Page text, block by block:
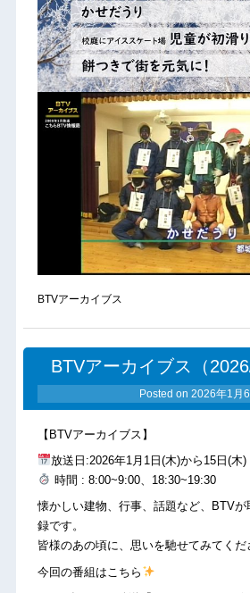
BTVアーカイブス
BTVアーカイブス（
Posted on 2026年1月
【BTVアーカイブス】
放送日:2026年1月1日(木)から15日(木)
時間 : 8:00~9:00、18:30~19:30
懐かしい建物、行事、話題など、BTV
録です。
皆様のあの頃に、思いを馳せてみてくだ
今回の番組はこちら